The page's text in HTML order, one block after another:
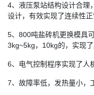
4、液压泵站结构设计合理
设计，有效实现了连续性正
5、800吨盐砖机更换模具
3kg~5kg，10kg的，实现
6、电气控制程序实现了人
7、故障率低，发热量小，